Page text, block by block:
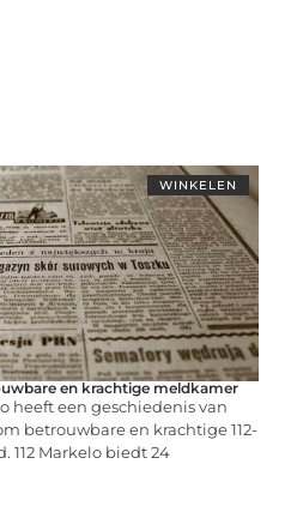
WINKELEN
en krachtige meldkamer
heeft een geschiedenis van
betrouwbare en krachtige 112-
112 Markelo biedt 24